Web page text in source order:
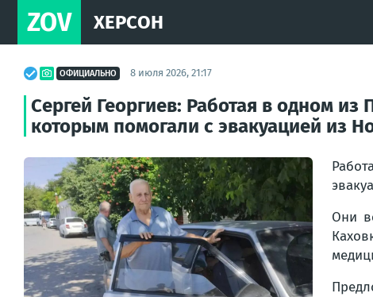
ZOV ХЕРСОН
ОФИЦИАЛЬНО 8 июля 2026, 21:17
Сергей Георгиев: Работая в одном
которым помогали с эвакуацией из
Они